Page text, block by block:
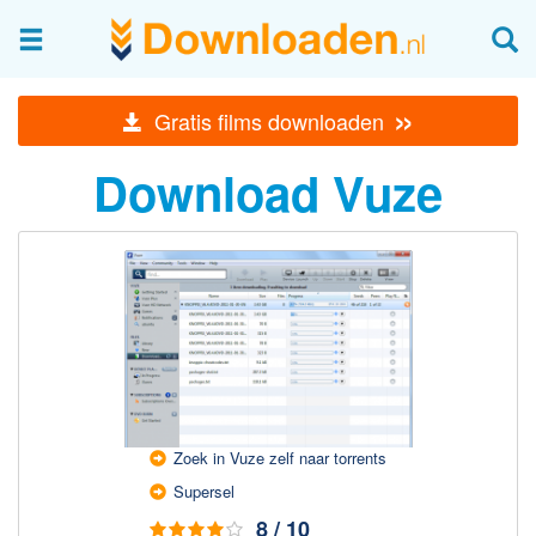
Gratis films downloaden »
Afbeeldingen & fotografie
Beheren en bekijken
Afbeelding & foto bewerken
Screenshots Maken
Audio & Video
Branden en Rippen
Media streamen
Opnemen Audio en Video
Video bewerken
Download Vuze
Zoek in Vuze zelf naar torrents
Supersel
8 / 10